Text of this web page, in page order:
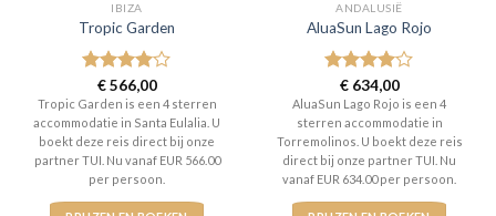
IBIZA
Tropic Garden
Gewaardeerd
4uit 5
€566,00
Tropic Garden is een 4 sterren
accommodatie in Santa Eulalia. U
boekt deze reis direct bij onze
partner TUI. Nu vanaf EUR 566.00
per persoon.
ANDALUSIË
AluaSun Lago Rojo
Gewaardeerd
4uit 5
€634,00
AluaSun Lago Rojo is een 4
sterren accommodatie in
Torremolinos. U boekt deze reis
direct bij onze partner TUI. Nu
vanaf EUR 634.00 per persoon.